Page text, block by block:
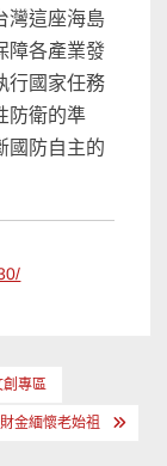
灣這座海島
障各產業發
行國家任務
防衛的準
國防自主的
專區
金緬懷老始祖